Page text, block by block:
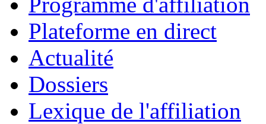
Plateforme en direct
Actualité
Dossiers
Lexique de l'affiliation